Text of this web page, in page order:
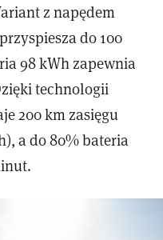
z napędem
do 100
98 kWh zapewnia
technologii
200 km zasięgu
a do 80% bateria